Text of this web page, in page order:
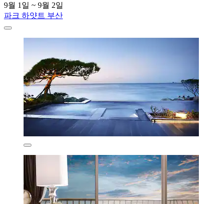
9월 1일 ~ 9월 2일
파크 하얏트 부산